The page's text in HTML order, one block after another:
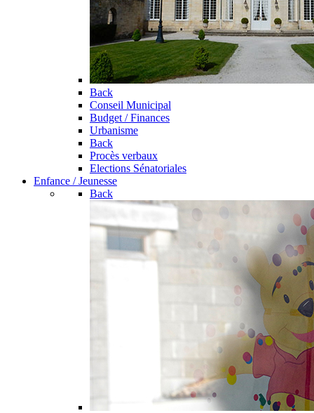
Back
Conseil Municipal
Budget / Finances
Urbanisme
Back
Procès verbaux
Elections Sénatoriales
Enfance / Jeunesse
Back